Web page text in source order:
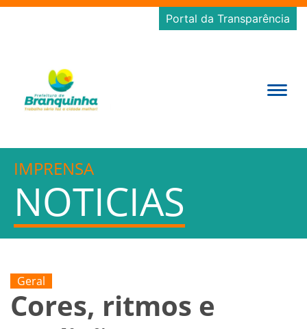
Portal da Transparência
IMPRENSA
NOTICIAS
Geral
Cores, ritmos e